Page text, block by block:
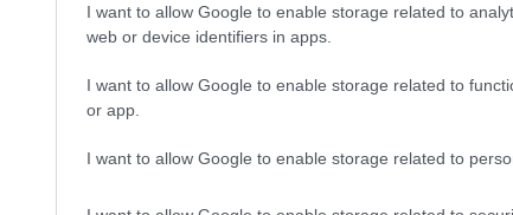
I want to allow Google to enable storage related to
web or device identifiers in apps.
I want to allow Google to enable storage related to
or app.
I want to allow Google to enable storage related to